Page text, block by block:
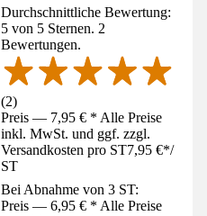
Durchschnittliche Bewertung:
5 von 5 Sternen. 2
Bewertungen.
(2)
Preis — 7,95 € * Alle Preise
inkl. MwSt. und ggf. zzgl.
Versandkosten pro ST7,95 €*/
ST
Bei Abnahme von 3 ST:
Preis — 6,95 € * Alle Preise